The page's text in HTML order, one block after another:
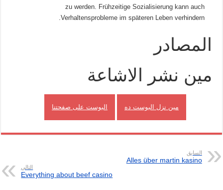
zu werden. Frühzeitige Sozialisierung kann auch
Verhaltensprobleme im späteren Leben verhindern.
المصادر
مين نشر الاشاعة
مين نزل البوست ده البوست على صفحتنا
السابق
Alles über martin kasino
التالي
Everything about beef casino